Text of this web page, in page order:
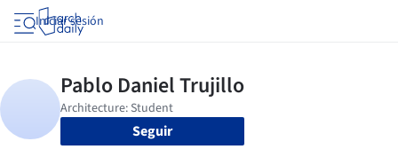
Iniciar sesión
Seguir